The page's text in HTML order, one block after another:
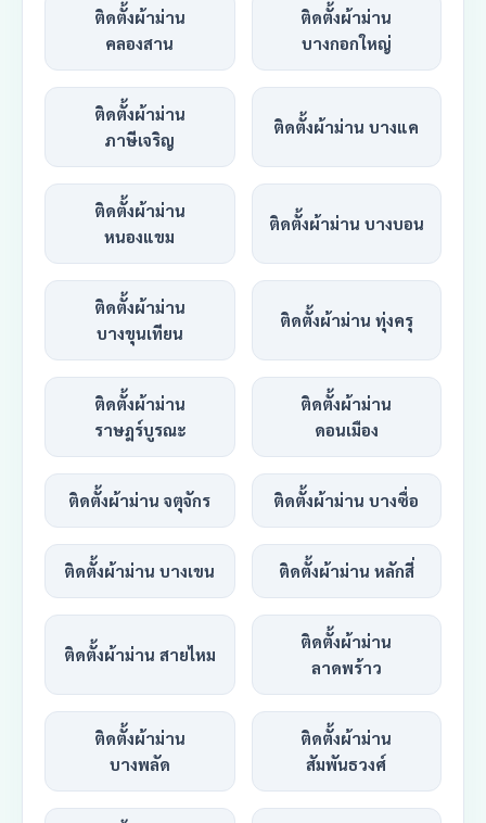
ติดตั้งผ้าม่าน
คลองสาน
ติดตั้งผ้าม่าน
บางกอกใหญ่
ติดตั้งผ้าม่าน
ภาษีเจริญ
ติดตั้งผ้าม่าน บางแค
ติดตั้งผ้าม่าน
หนองแขม
ติดตั้งผ้าม่าน บางบอน
ติดตั้งผ้าม่าน
บางขุนเทียน
ติดตั้งผ้าม่าน ทุ่งครุ
ติดตั้งผ้าม่าน
ราษฎร์บูรณะ
ติดตั้งผ้าม่าน
ดอนเมือง
ติดตั้งผ้าม่าน จตุจักร ติดตั้งผ้าม่าน บางซื่อ
ติดตั้งผ้าม่าน บางเขน ติดตั้งผ้าม่าน หลักสี่
ติดตั้งผ้าม่าน สายไหม
ติดตั้งผ้าม่าน
ลาดพร้าว
ติดตั้งผ้าม่าน
บางพลัด
ติดตั้งผ้าม่าน
สัมพันธวงศ์